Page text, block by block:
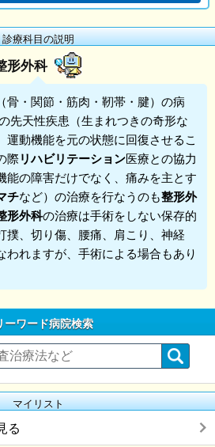
診療科目の説明
形外科
骨・関節・筋肉・靭帯・腱）の病
先天性疾患（生まれつきの奇形な
運動機能を元の状態に回復させるこ
際リハビリテーション医療との協力
能の障害だけでなく、痛みを主とす
チなど）の治療を行なうのも整形外
形外科の治療は手術をしない保存的
撲、切り傷、腰痛、肩こり、神経
われますが、手術による場合もあり
ーワード病院検索
マイリスト
る